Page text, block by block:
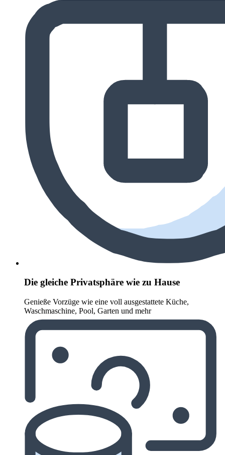
Die gleiche Privatsphäre wie zu Hause
Genieße Vorzüge wie eine voll ausgestattete Küche,
Waschmaschine, Pool, Garten und mehr